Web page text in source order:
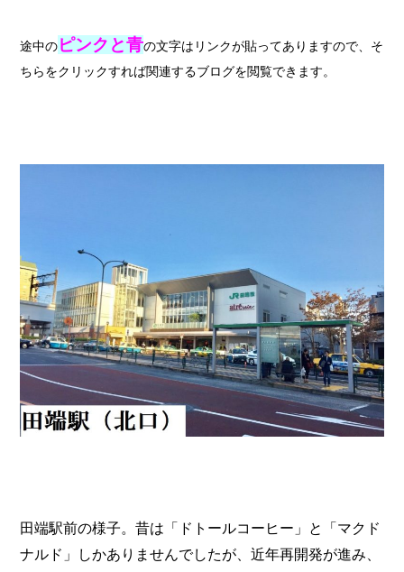
途中の ピンクと青の文字はリンクが貼ってありますので、そ
ちらをクリックすれば関連するブログを閲覧できます。
田端駅前の様子。昔は「ドトールコーヒー」と「マクド
ナルド」しかありませんでしたが、近年再開発が進み、